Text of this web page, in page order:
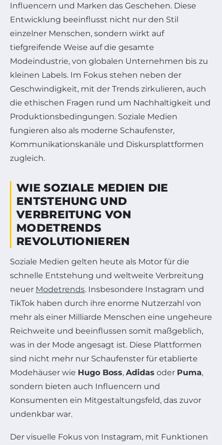
Influencern und Marken das Geschehen. Diese
Entwicklung beeinflusst nicht nur den Stil
einzelner Menschen, sondern wirkt auf
tiefgreifende Weise auf die gesamte
Modeindustrie, von globalen Unternehmen bis zu
kleinen Labels. Im Fokus stehen neben der
Geschwindigkeit, mit der Trends zirkulieren, auch
die ethischen Fragen rund um Nachhaltigkeit und
Produktionsbedingungen. Soziale Medien
fungieren also als moderne Schaufenster,
Kommunikationskanäle und Diskursplattformen
zugleich.
WIE SOZIALE MEDIEN DIE
ENTSTEHUNG UND
VERBREITUNG VON
MODETRENDS
REVOLUTIONIEREN
Soziale Medien gelten heute als Motor für die
schnelle Entstehung und weltweite Verbreitung
neuer Modetrends. Insbesondere Instagram und
TikTok haben durch ihre enorme Nutzerzahl von
mehr als einer Milliarde Menschen eine ungeheure
Reichweite und beeinflussen somit maßgeblich,
was in der Mode angesagt ist. Diese Plattformen
sind nicht mehr nur Schaufenster für etablierte
Modehäuser wie Hugo Boss, Adidas oder Puma,
sondern bieten auch Influencern und
Konsumenten ein Mitgestaltungsfeld, das zuvor
undenkbar war.
Der visuelle Fokus von Instagram, mit Funktionen